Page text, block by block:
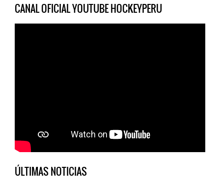
CANAL OFICIAL YOUTUBE HOCKEYPERU
ÚLTIMAS NOTICIAS